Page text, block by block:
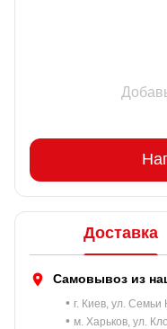
Доставка
Самовывоз из
• г. Киев, ул. Семьи
• м. Харьков, ул.